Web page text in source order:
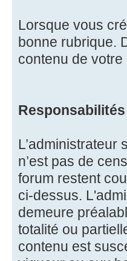
Lorsque vous
bonne rubrique.
contenu de votre
n’est pas de
forum restent
ci-dessus.
demeure
totalité ou
contenu est